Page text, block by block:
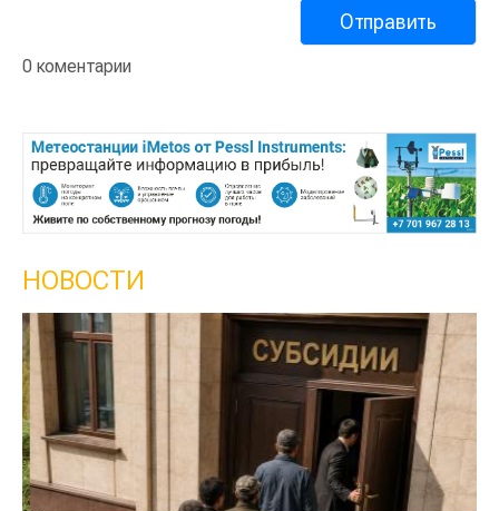
0 коментарии
НОВОСТИ